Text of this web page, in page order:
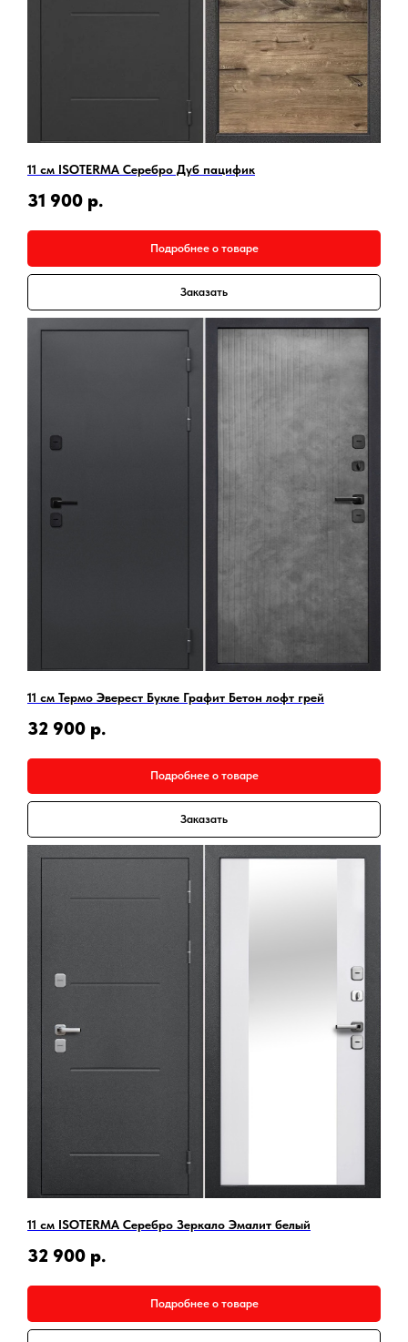
11 см ISOTERMA Серебро Дуб пацифик
31 900 р.
Подробнее о товаре
Заказать
11 см Термо Эверест Букле Графит Бетон лофт грей
32 900 р.
Подробнее о товаре
Заказать
11 см ISOTERMA Серебро Зеркало Эмалит белый
32 900 р.
Подробнее о товаре